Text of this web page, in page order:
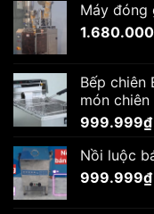
Máy đóng
1.680.000
Bếp chiên
món
999.999₫
Nồi luộc
999.999₫